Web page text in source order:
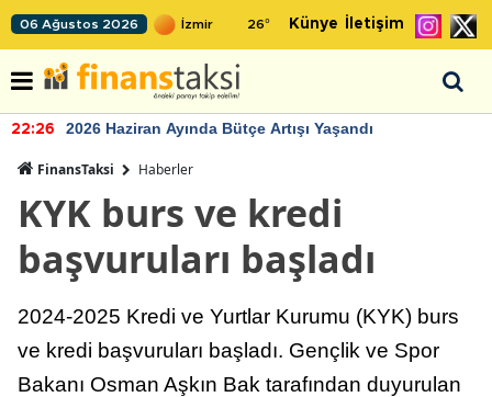
06 Ağustos 2026 26° Künye İletişim
22:26 2026 Haziran Ayında Bütçe Artışı Yaşandı
FinansTaksi Haberler
KYK burs ve kredi
başvuruları başladı
2024-2025 Kredi ve Yurtlar Kurumu (KYK) burs
ve kredi başvuruları başladı. Gençlik ve Spor
Bakanı Osman Aşkın Bak tarafından duyurulan